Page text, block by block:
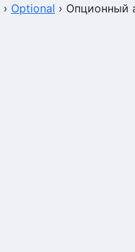
› Optional › Опционный